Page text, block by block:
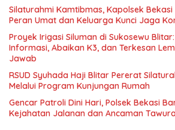
Silaturahmi Kamtibmas, Kapolsek
Peran Umat dan Keluarga Kunci Jaga
Proyek Irigasi Siluman di Sukosewu
Informasi, Abaikan K3, dan Terkesan
Jawab
RSUD Syuhada Haji Blitar Pererat
Melalui Program Kunjungan Rumah
Gencar Patroli Dini Hari, Polsek Bekasi
Kejahatan Jalanan dan Ancaman